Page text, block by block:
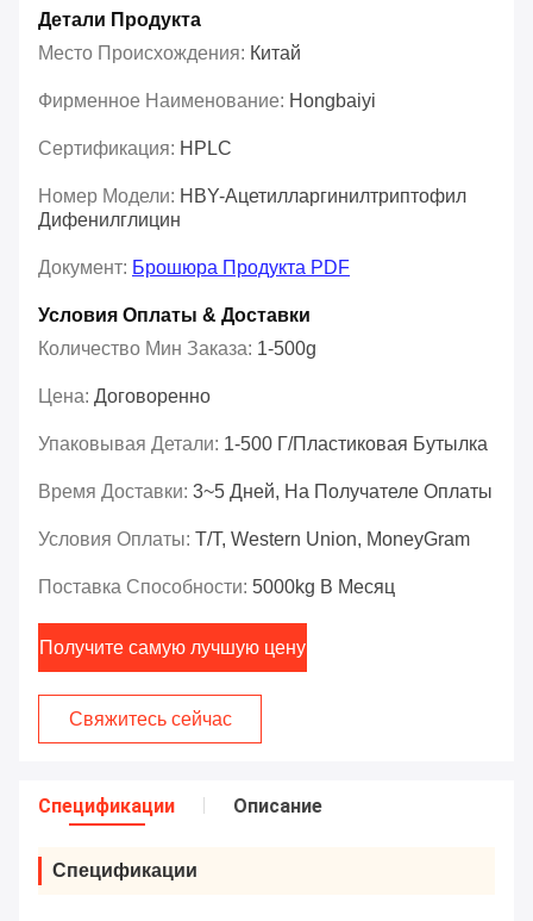
Детали Продукта
Место Происхождения: Китай
Фирменное Наименование: Hongbaiyi
Сертификация: HPLC
Номер Модели: HBY-Ацетилларгинилтриптофил
Дифенилглицин
Документ: Брошюра Продукта PDF
Условия Оплаты & Доставки
Количество Мин Заказа: 1-500g
Цена: Договоренно
Упаковывая Детали: 1-500 Г/пластиковая Бутылка
Время Доставки: 3~5 Дней, На Получателе Оплаты
Условия Оплаты: T/T, Western Union, MoneyGram
Поставка Способности: 5000kg В Месяц
Получите самую лучшую цену
Свяжитесь сейчас
Спецификации Описание
Спецификации